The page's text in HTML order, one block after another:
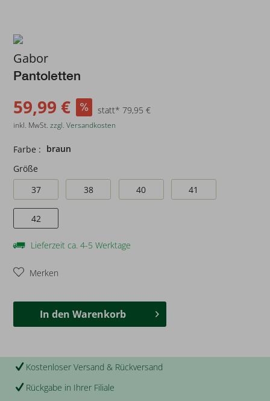
Gabor
Pantoletten
59,99 € statt* 79,95 €
inkl. MwSt.zzgl. Versandkosten
Farbe : braun
Größe
37
38 40 41
42
Lieferzeit ca. 4-5 Werktage
Merken
In den Warenkorb
Kostenloser Versand & Rückversand
Rückgabe in Ihrer Filiale